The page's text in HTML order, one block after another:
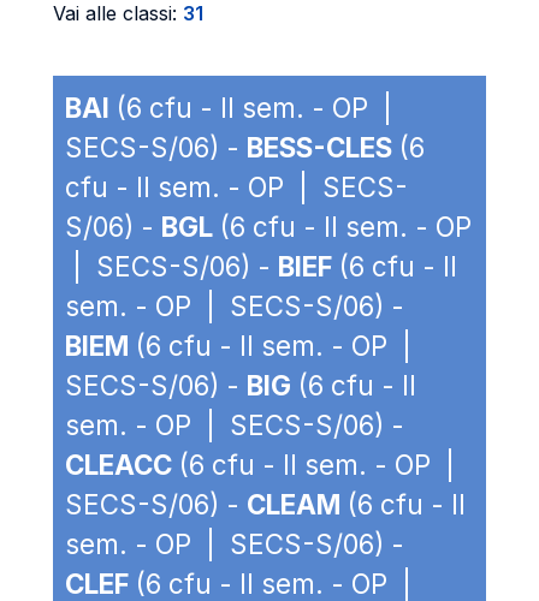
Vai alle classi: 31
BAI (6 cfu - II sem. - OP |
SECS-S/06) - BESS-CLES (6
cfu - II sem. - OP | SECS-
S/06) - BGL (6 cfu - II sem. - OP
| SECS-S/06) - BIEF (6 cfu - II
sem. - OP | SECS-S/06) -
BIEM (6 cfu - II sem. - OP |
SECS-S/06) - BIG (6 cfu - II
sem. - OP | SECS-S/06) -
CLEACC (6 cfu - II sem. - OP |
SECS-S/06) - CLEAM (6 cfu - II
sem. - OP | SECS-S/06) -
CLEF (6 cfu - II sem. - OP |